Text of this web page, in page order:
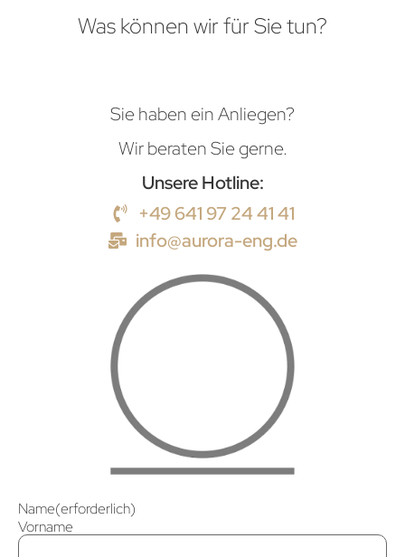
Was können wir für Sie tun?
Sie haben ein Anliegen?
Wir beraten Sie gerne.
Unsere Hotline:
+49 641 97 24 41 41
info@aurora-eng.de
Name(erforderlich)
Vorname